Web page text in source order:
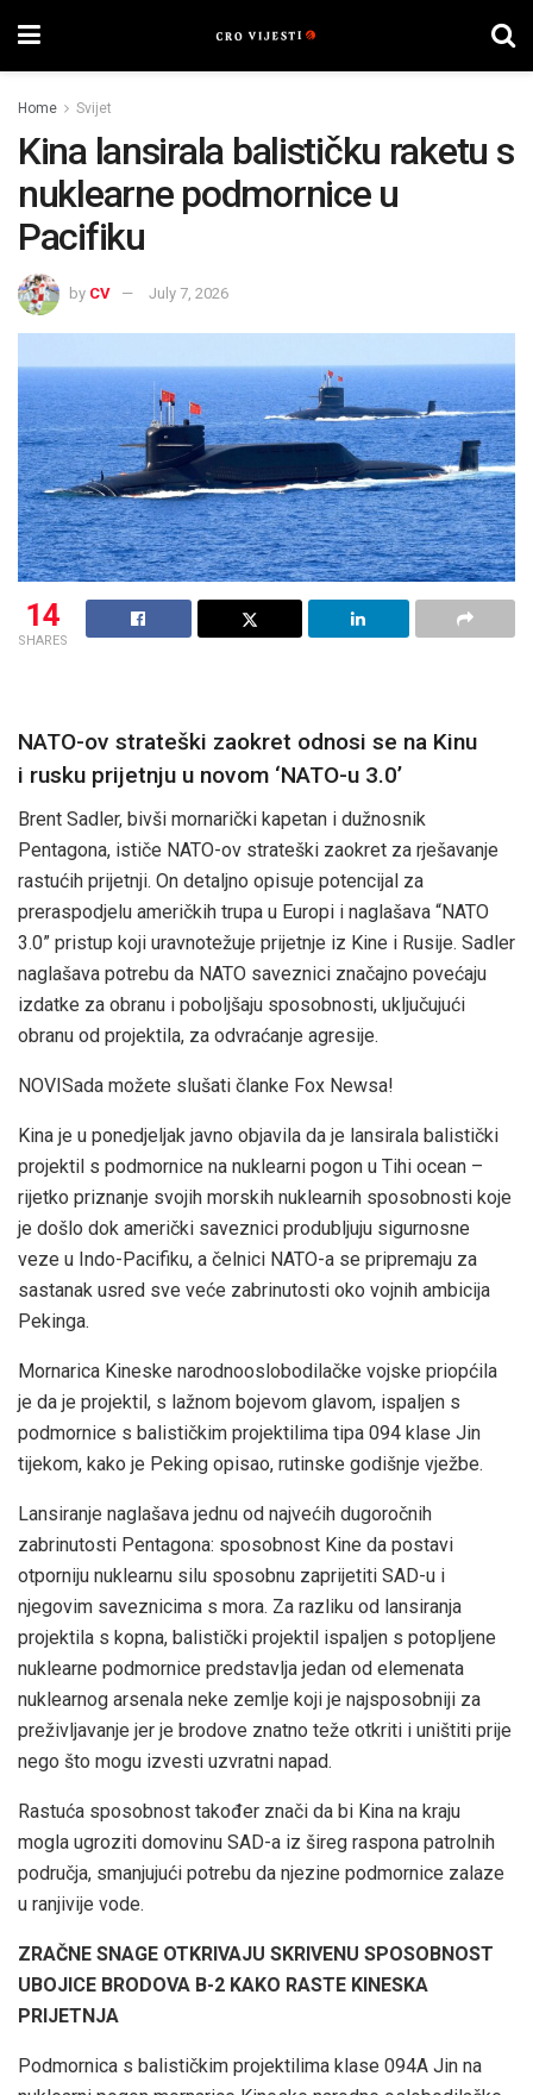
Home Svijet
Kina lansirala balističku raketu s
nuklearne podmornice u
Pacifiku
by CV July 7, 2026
14
SHARES
NATO-ov strateški zaokret odnosi se na Kinu
i rusku prijetnju u novom ‘NATO-u 3.0’
Brent Sadler, bivši mornarički kapetan i dužnosnik
Pentagona, ističe NATO-ov strateški zaokret za rješavanje
rastućih prijetnji. On detaljno opisuje potencijal za
preraspodjelu američkih trupa u Europi i naglašava “NATO
3.0” pristup koji uravnotežuje prijetnje iz Kine i Rusije. Sadler
naglašava potrebu da NATO saveznici značajno povećaju
izdatke za obranu i poboljšaju sposobnosti, uključujući
obranu od projektila, za odvraćanje agresije.
NOVISada možete slušati članke Fox Newsa!
Kina je u ponedjeljak javno objavila da je lansirala balistički
projektil s podmornice na nuklearni pogon u Tihi ocean –
rijetko priznanje svojih morskih nuklearnih sposobnosti koje
je došlo dok američki saveznici produbljuju sigurnosne
veze u Indo-Pacifiku, a čelnici NATO-a se pripremaju za
sastanak usred sve veće zabrinutosti oko vojnih ambicija
Pekinga.
Mornarica Kineske narodnooslobodilačke vojske priopćila
je da je projektil, s lažnom bojevom glavom, ispaljen s
podmornice s balističkim projektilima tipa 094 klase Jin
tijekom, kako je Peking opisao, rutinske godišnje vježbe.
Lansiranje naglašava jednu od najvećih dugoročnih
zabrinutosti Pentagona: sposobnost Kine da postavi
otporniju nuklearnu silu sposobnu zaprijetiti SAD-u i
njegovim saveznicima s mora. Za razliku od lansiranja
projektila s kopna, balistički projektil ispaljen s potopljene
nuklearne podmornice predstavlja jedan od elemenata
nuklearnog arsenala neke zemlje koji je najsposobniji za
preživljavanje jer je brodove znatno teže otkriti i uništiti prije
nego što mogu izvesti uzvratni napad.
Rastuća sposobnost također znači da bi Kina na kraju
mogla ugroziti domovinu SAD-a iz šireg raspona patrolnih
područja, smanjujući potrebu da njezine podmornice zalaze
u ranjivije vode.
ZRAČNE SNAGE OTKRIVAJU SKRIVENU SPOSOBNOST
UBOJICE BRODOVA B-2 KAKO RASTE KINESKA
PRIJETNJA
Podmornica s balističkim projektilima klase 094A Jin na